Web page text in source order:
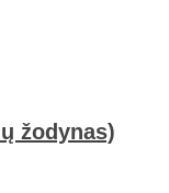
žodynas)